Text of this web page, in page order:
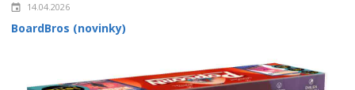
14.04.2026
BoardBros (novinky)